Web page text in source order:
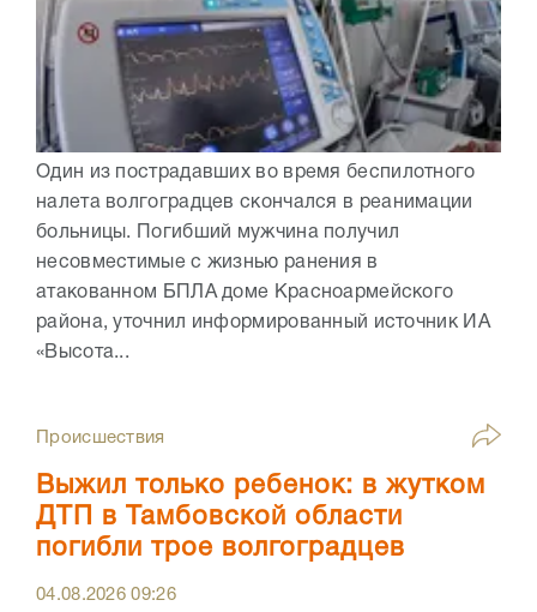
Один из пострадавших во время беспилотного
налета волгоградцев скончался в реанимации
больницы. Погибший мужчина получил
несовместимые с жизнью ранения в
атакованном БПЛА доме Красноармейского
района, уточнил информированный источник ИА
«Высота...
Происшествия
Выжил только ребенок: в жутком
ДТП в Тамбовской области
погибли трое волгоградцев
04.08.202609:26